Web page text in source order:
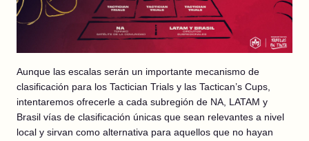
Aunque las escalas serán un importante mecanismo de
clasificación para los Tactician Trials y las Tactican’s Cups,
intentaremos ofrecerle a cada subregión de NA, LATAM y
Brasil vías de clasificación únicas que sean relevantes a nivel
local y sirvan como alternativa para aquellos que no hayan